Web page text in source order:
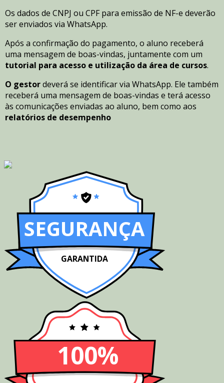
Os dados de CNPJ ou CPF para emissão de NF-e deverão
ser enviados via WhatsApp.
Após a confirmação do pagamento, o aluno receberá
uma mensagem de boas-vindas, juntamente com um
tutorial para acesso e utilização da área de cursos.
O gestordeverá se identificar via WhatsApp. Ele também
receberá uma mensagem de boas-vindas e terá acesso
às comunicações enviadas ao aluno, bem como aos
relatórios de desempenho
SEGURANÇA
GARANTIDA
100%